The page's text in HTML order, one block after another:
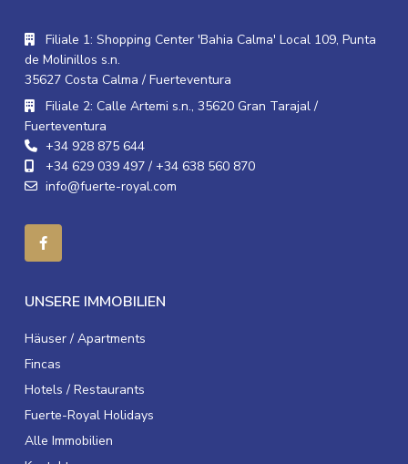
Filiale 1: Shopping Center 'Bahia Calma' Local 109, Punta
de Molinillos s.n.
35627 Costa Calma / Fuerteventura
Filiale 2: Calle Artemi s.n., 35620 Gran Tarajal /
Fuerteventura
+34 928 875 644
+34 629 039 497 / +34 638 560 870
info@fuerte-royal.com
UNSERE IMMOBILIEN
Häuser / Apartments
Fincas
Hotels / Restaurants
Fuerte-Royal Holidays
Alle Immobilien